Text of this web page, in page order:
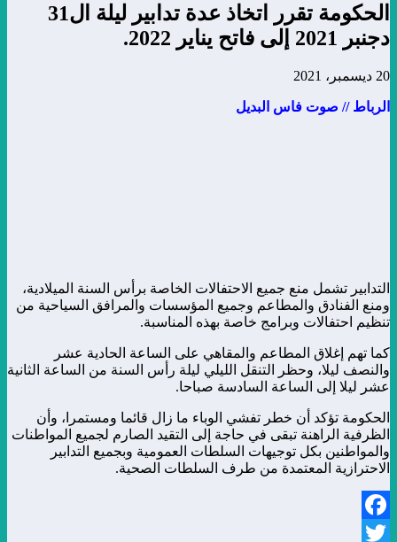
الحكومة تقرر اتخاذ عدة تدابير ليلة ال31
دجنبر 2021 إلى فاتح يناير 2022.
20 ديسمبر، 2021
الرباط // صوت فاس البديل
التدابير تشمل منع جميع الاحتفالات الخاصة برأس السنة الميلادية،
ومنع الفنادق والمطاعم وجميع المؤسسات والمرافق السياحية من
تنظيم احتفالات وبرامج خاصة بهذه المناسبة.
كما تهم إغلاق المطاعم والمقاهي على الساعة الحادية عشر
والنصف ليلا، وحظر التنقل الليلي ليلة رأس السنة من الساعة الثانية
عشر ليلا إلى الساعة السادسة صباحا.
الحكومة تؤكد أن خطر تفشي الوباء ما زال قائما ومستمرا، وأن
الظرفية الراهنة تبقى في حاجة إلى التقيد الصارم لجميع المواطنات
والمواطنين بكل توجيهات السلطات العمومية وبجميع التدابير
الاحترازية المعتمدة من طرف السلطات الصحية.
Facebook